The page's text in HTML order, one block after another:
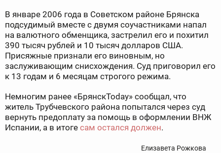
В январе 2006 года в Советском районе Брянска
подсудимый вместе с двумя соучастниками напал
на валютного обменщика, застрелил его и похитил
390 тысяч рублей и 10 тысяч долларов США.
Присяжные признали его виновным, но
заслуживающим снисхождения. Суд приговорил его
к 13 годам и 6 месяцам строгого режима.
Немногим ранее «БрянскToday» сообщал, что
житель Трубчевского района попытался через суд
вернуть предоплату за помощь в оформлении ВНЖ
Испании, а в итоге сам остался должен.
Елизавета Рожкова